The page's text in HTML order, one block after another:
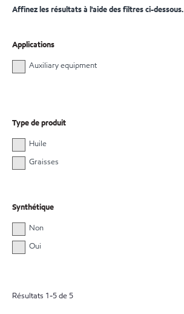
Affinez les résultats à l'aide des filtres ci-dessous.
Applications
Auxiliary equipment
Type de produit
Huile
Graisses
Synthétique
Non
Oui
Résultats 1-5de 5